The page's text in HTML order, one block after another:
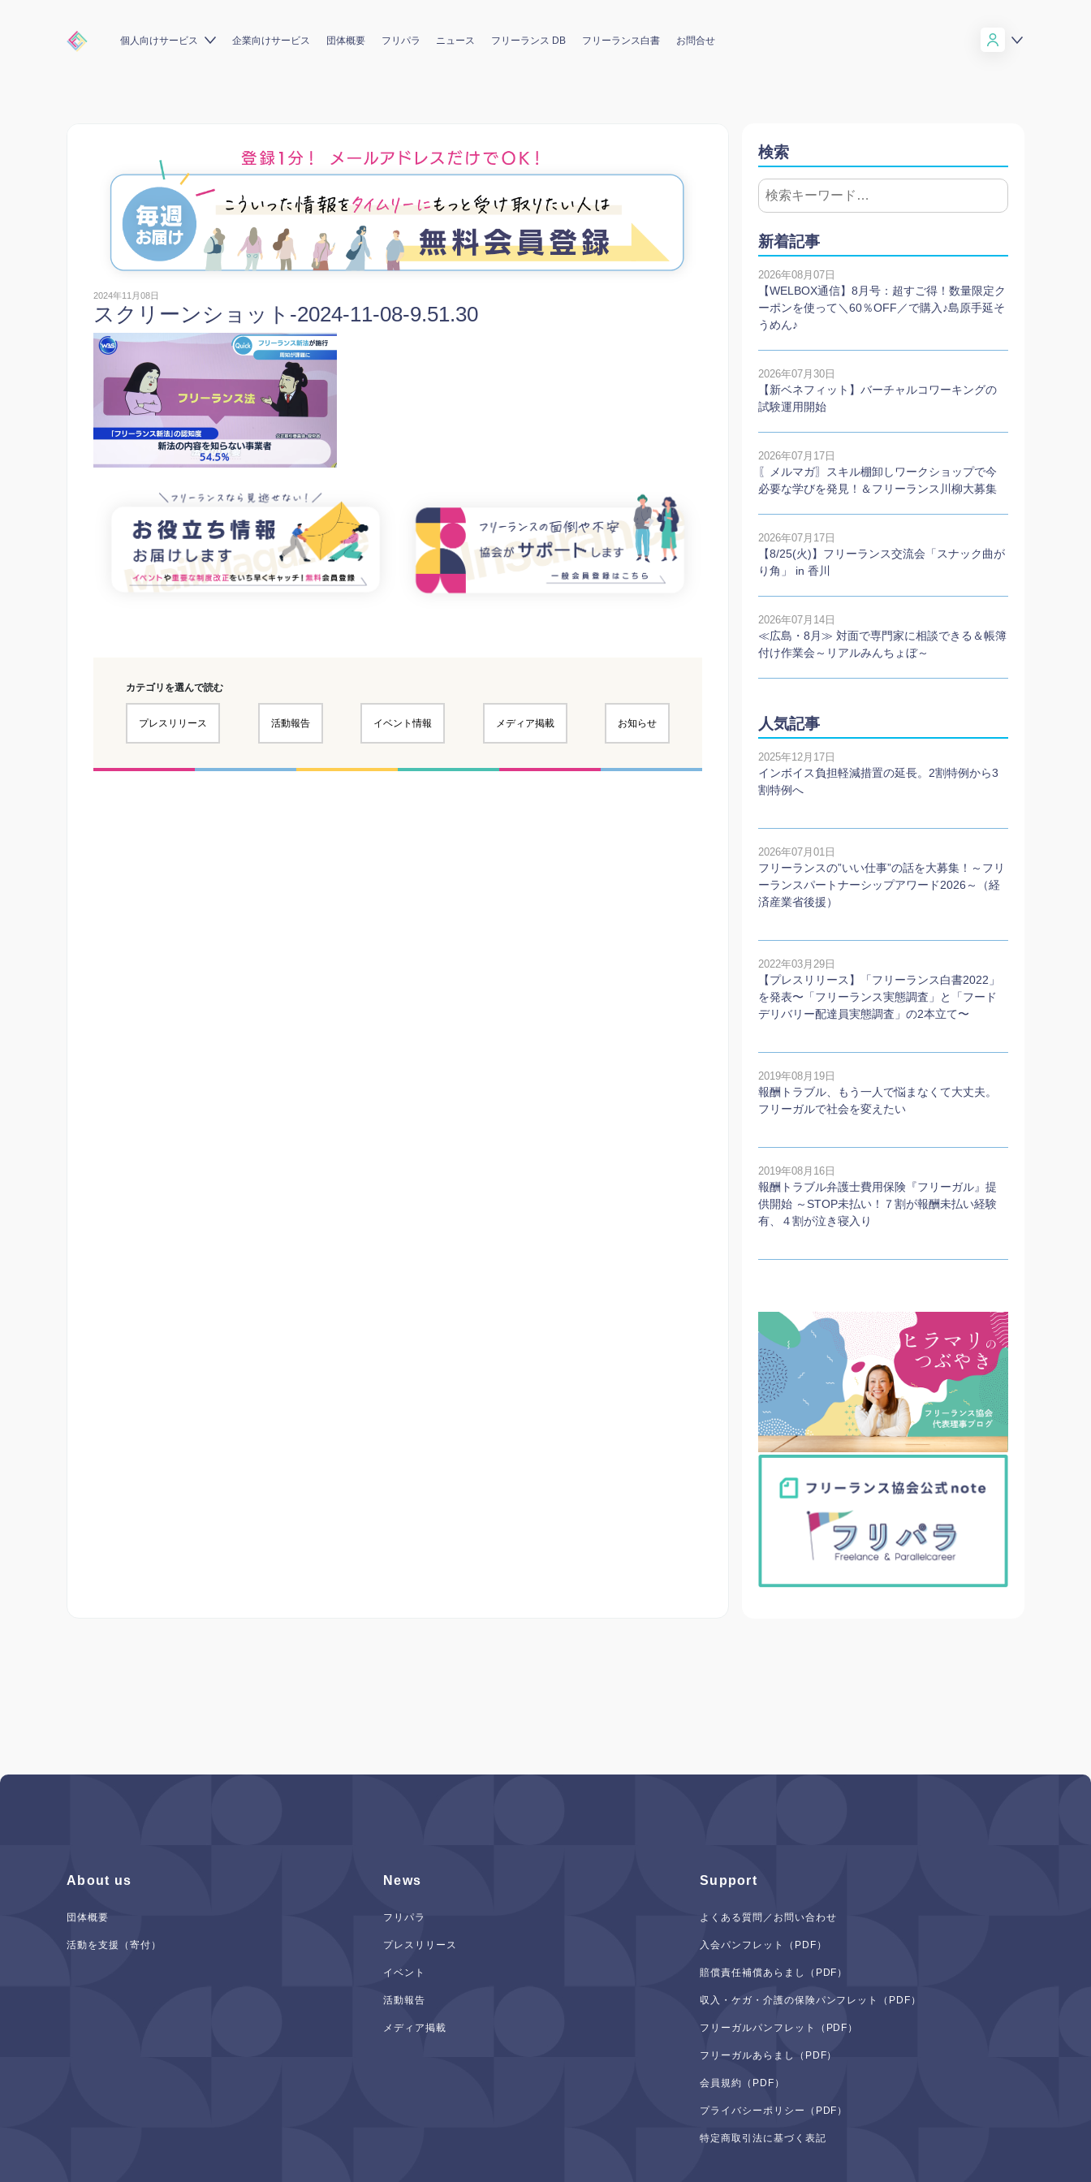
個人向けサービス 企業向けサービス 団体概要 フリパラ ニュース フリーランス DB フリーランス白書 お問合せ
2024年11月08日
スクリーンショット-2024-11-08-9.51.30
カテゴリを選んで読む
プレスリリース 活動報告 イベント情報 メディア掲載 お知らせ
検索
新着記事
2026年08月07日
【WELBOX通信】8月号：超すご得！数量限定ク
ーポンを使って＼60％OFF／で購入♪島原手延そ
うめん♪
2026年07月30日
【新ベネフィット】バーチャルコワーキングの
試験運用開始
2026年07月17日
〖メルマガ〗スキル棚卸しワークショップで今
必要な学びを発見！＆フリーランス川柳大募集
2026年07月17日
【8/25(火)】フリーランス交流会「スナック曲が
り角」 in 香川
2026年07月14日
≪広島・8月≫ 対面で専門家に相談できる＆帳簿
付け作業会～リアルみんちょぼ～
人気記事
2025年12月17日
インボイス負担軽減措置の延長。2割特例から3
割特例へ
2026年07月01日
フリーランスの”いい仕事”の話を大募集！～フリ
ーランスパートナーシップアワード2026～（経
済産業省後援）
2022年03月29日
【プレスリリース】「フリーランス白書2022」
を発表〜「フリーランス実態調査」と「フード
デリバリー配達員実態調査」の2本⽴て〜
2019年08月19日
報酬トラブル、もう一人で悩まなくて大丈夫。
フリーガルで社会を変えたい
2019年08月16日
報酬トラブル弁護士費用保険『フリーガル』提
供開始 ～STOP未払い！７割が報酬未払い経験
有、４割が泣き寝入り
About us
団体概要
活動を支援（寄付）
News
フリパラ
プレスリリース
イベント
活動報告
メディア掲載
Support
よくある質問／お問い合わせ
入会パンフレット（PDF）
賠償責任補償あらまし（PDF）
収入・ケガ・介護の保険パンフレット（PDF）
フリーガルパンフレット（PDF）
フリーガルあらまし（PDF）
会員規約（PDF）
プライバシーポリシー（PDF）
特定商取引法に基づく表記